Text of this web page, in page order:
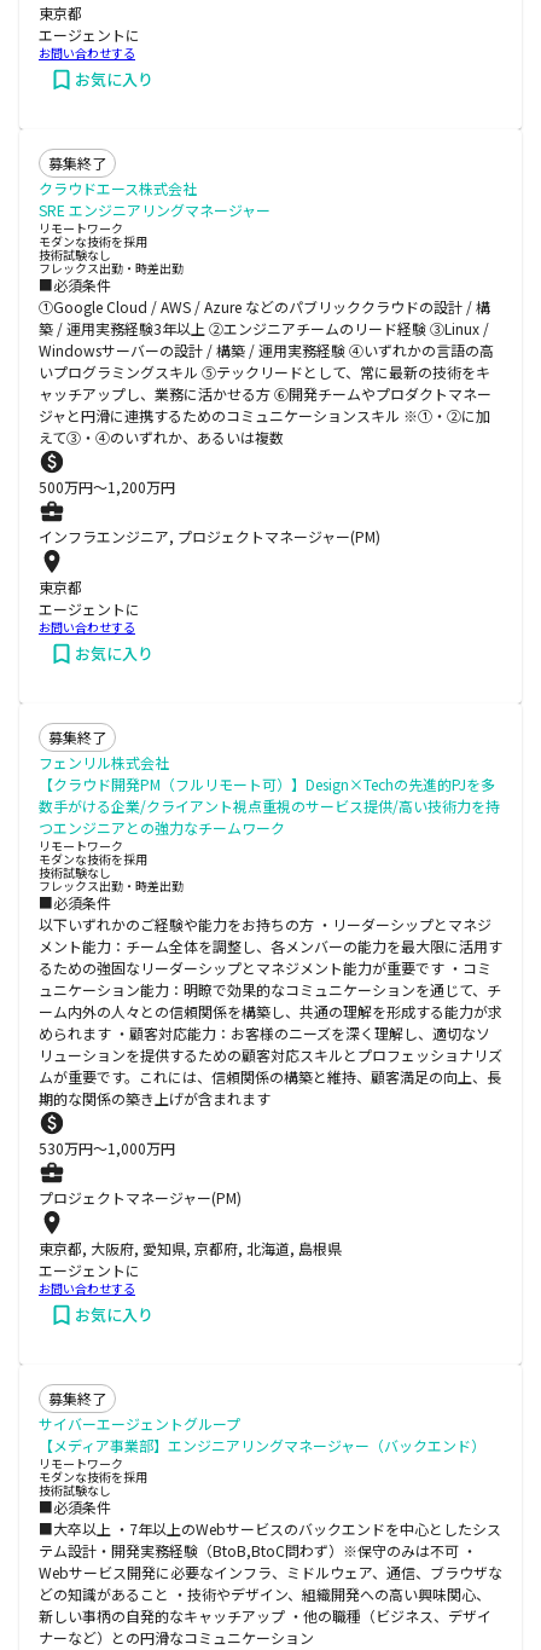
東京都
エージェントに
お問い合わせする
お気に入り
募集終了
クラウドエース株式会社
SRE エンジニアリングマネージャー
リモートワーク
モダンな技術を採用
技術試験なし
フレックス出勤・時差出勤
■必須条件
①Google Cloud / AWS / Azure などのパブリッククラウドの設計 / 構
築 / 運用実務経験3年以上 ②エンジニアチームのリード経験 ③Linux /
Windowsサーバーの設計 / 構築 / 運用実務経験 ④いずれかの言語の高
いプログラミングスキル ⑤テックリードとして、常に最新の技術をキ
ャッチアップし、業務に活かせる方 ⑥開発チームやプロダクトマネー
ジャと円滑に連携するためのコミュニケーションスキル ※①・②に加
えて③・④のいずれか、あるいは複数
500万円〜1,200万円
インフラエンジニア, プロジェクトマネージャー(PM)
東京都
エージェントに
お問い合わせする
お気に入り
募集終了
フェンリル株式会社
【クラウド開発PM（フルリモート可）】Design×Techの先進的PJを多
数手がける企業/クライアント視点重視のサービス提供/高い技術力を持
つエンジニアとの強力なチームワーク
リモートワーク
モダンな技術を採用
技術試験なし
フレックス出勤・時差出勤
■必須条件
以下いずれかのご経験や能力をお持ちの方 ・リーダーシップとマネジ
メント能力：チーム全体を調整し、各メンバーの能力を最大限に活用す
るための強固なリーダーシップとマネジメント能力が重要です ・コミ
ュニケーション能力：明瞭で効果的なコミュニケーションを通じて、チ
ーム内外の人々との信頼関係を構築し、共通の理解を形成する能力が求
められます ・顧客対応能力：お客様のニーズを深く理解し、適切なソ
リューションを提供するための顧客対応スキルとプロフェッショナリズ
ムが重要です。これには、信頼関係の構築と維持、顧客満足の向上、長
期的な関係の築き上げが含まれます
530万円〜1,000万円
プロジェクトマネージャー(PM)
東京都, 大阪府, 愛知県, 京都府, 北海道, 島根県
エージェントに
お問い合わせする
お気に入り
募集終了
サイバーエージェントグループ
【メディア事業部】エンジニアリングマネージャー（バックエンド）
リモートワーク
モダンな技術を採用
技術試験なし
■必須条件
■大卒以上 ・7年以上のWebサービスのバックエンドを中心としたシス
テム設計・開発実務経験（BtoB,BtoC問わず）※保守のみは不可 ・
Webサービス開発に必要なインフラ、ミドルウェア、通信、ブラウザな
どの知識があること ・技術やデザイン、組織開発への高い興味関心、
新しい事柄の自発的なキャッチアップ ・他の職種（ビジネス、デザイ
ナーなど）との円滑なコミュニケーション